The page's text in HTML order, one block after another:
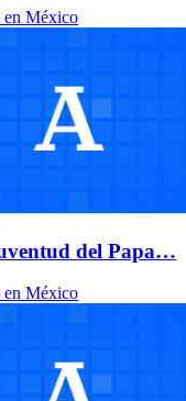
en México
del Papa…
en México